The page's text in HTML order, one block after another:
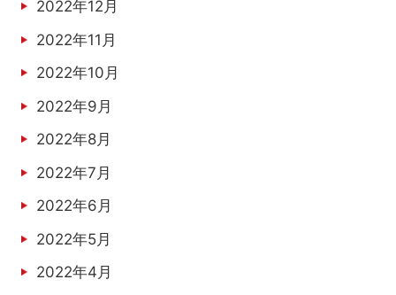
2022年12月
2022年11月
2022年10月
2022年9月
2022年8月
2022年7月
2022年6月
2022年5月
2022年4月